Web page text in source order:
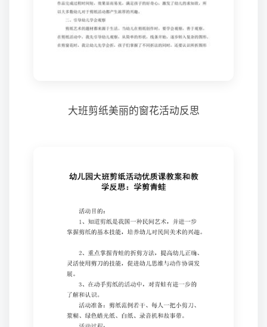
大班剪纸美丽的窗花活动反思